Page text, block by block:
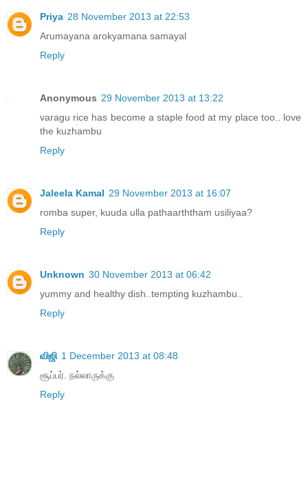
Priya 28 November 2013 at 22:53
Arumayana arokyamana samayal
Reply
Anonymous 29 November 2013 at 13:22
varagu rice has become a staple food at my place too.. love
the kuzhambu
Reply
Jaleela Kamal 29 November 2013 at 16:07
romba super, kuuda ulla pathaarththam usiliyaa?
Reply
Unknown 30 November 2013 at 06:42
yummy and healthy dish..tempting kuzhambu..
Reply
விஜி 1 December 2013 at 08:48
சூப்பர். நல்லாருக்கு
Reply